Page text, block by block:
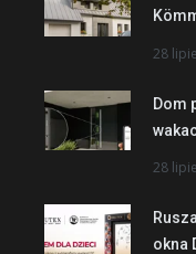
28
Dom
28
okna